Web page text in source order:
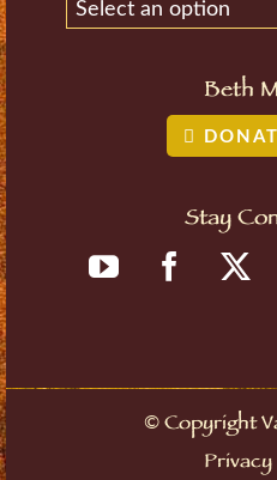
Select an option
Beth
Stay
©Copyright